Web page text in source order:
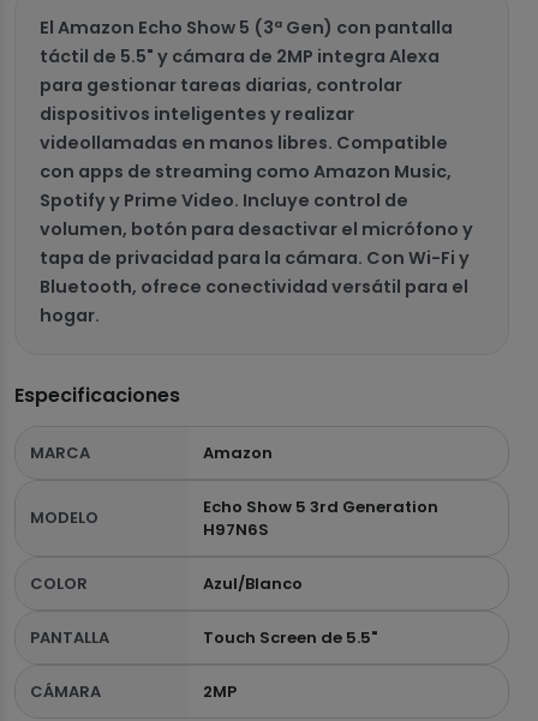
El Amazon Echo Show 5 (3ª Gen) con pantalla
táctil de 5.5" y cámara de 2MP integra Alexa
para gestionar tareas diarias, controlar
dispositivos inteligentes y realizar
videollamadas en manos libres. Compatible
con apps de streaming como Amazon Music,
Spotify y Prime Video. Incluye control de
volumen, botón para desactivar el micrófono y
tapa de privacidad para la cámara. Con Wi-Fi y
Bluetooth, ofrece conectividad versátil para el
hogar.
Especificaciones
MARCA Amazon
MODELO
Echo Show 5 3rd Generation
H97N6S
COLOR Azul/Blanco
PANTALLA Touch Screen de 5.5"
CÁMARA 2MP